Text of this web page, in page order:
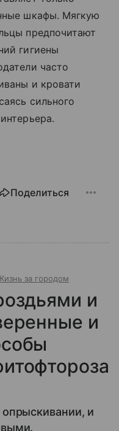
шкафы. Мягкую
предпочитают
гигиены
часто
и кровати
сильного
Поделиться
за городом
и
и
и